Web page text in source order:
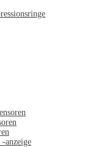
-anzeige